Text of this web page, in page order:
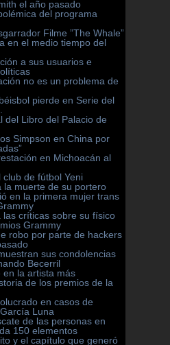
el año pasado
del programa
Filme ”The Whale”
en el medio tiempo del
a sus usuarios e
no es un problema de
pierde en Serie del
del Libro del Palacio de
Simpson en China por
en Michoacán al
de fútbol Yeni
la muerte de su portero
en la primera mujer trans
críticas sobre su físico
Grammy
robo por parte de hackers
sus condolencias
Becerril
en la artista más
de los premios de la
en casos de
Luna
de las personas en
150 elementos
y el capítulo que generó